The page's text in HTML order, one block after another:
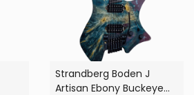
Strandberg Boden J
Artisan Ebony Buckeye